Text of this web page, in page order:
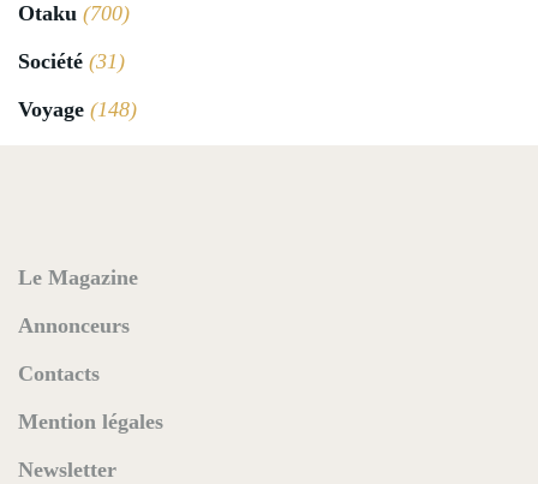
Otaku (700)
Société (31)
Voyage (148)
Le Magazine
Annonceurs
Contacts
Mention légales
Newsletter